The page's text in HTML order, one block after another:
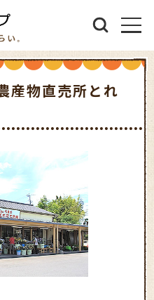
産物直売所とれ